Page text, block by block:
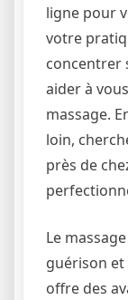
ligne pour
votre
concentrer
aider à
massage.
loin,
près de
Le
guérison
offre des